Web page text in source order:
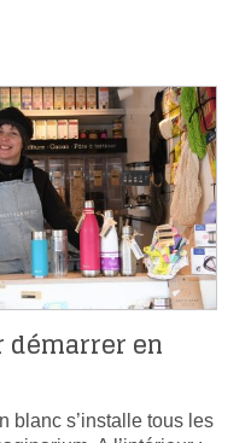
démarrer en
blanc s’installe tous les